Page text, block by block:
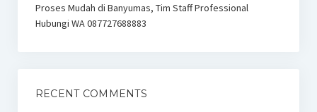
Proses Mudah di Banyumas, Tim Staff Professional
Hubungi WA 087727688883
RECENT COMMENTS